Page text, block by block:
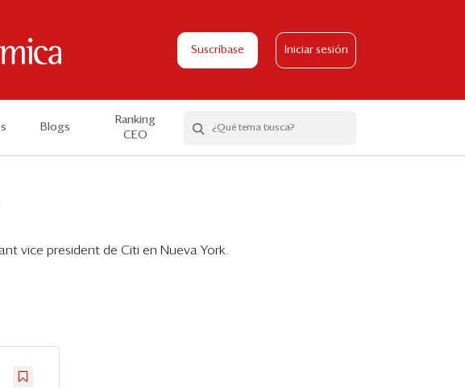
Suscríbase Iniciar sesión
Blogs
Ranking
CEO
vice president de Citi en Nueva York.